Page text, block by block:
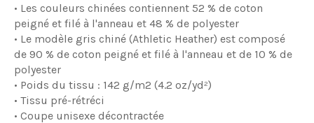
• Les couleurs chinées contiennent 52 % de coton
peigné et filé à l'anneau et 48 % de polyester
• Le modèle gris chiné (Athletic Heather) est composé
de 90 % de coton peigné et filé à l'anneau et de 10 % de
polyester
• Poids du tissu : 142 g/m2 (4.2 oz/yd²)
• Tissu pré-rétréci
• Coupe unisexe décontractée